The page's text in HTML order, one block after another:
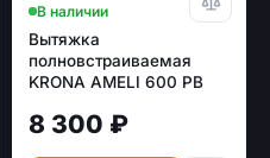
В наличии
Вытяжка
полновстраиваемая
KRONA AMELI 600 PB
8 300 ₽